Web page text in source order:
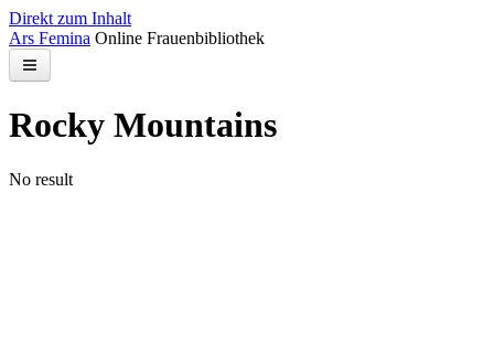
Direkt zum Inhalt
Ars Femina Online Frauenbibliothek
Kontakt
Suchen
Rocky Mountains
No result